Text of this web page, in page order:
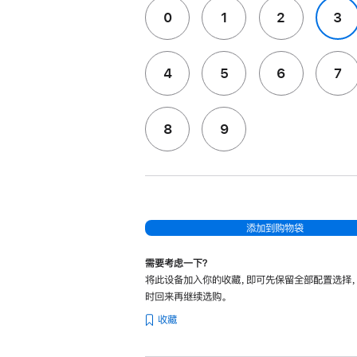
0 1 2 3
4 5 6 7
8 9
添加到购物袋
需要考虑一下？
将此设备加入你的收藏，即可先保留全部配置选择
时回来再继续选购。
收藏